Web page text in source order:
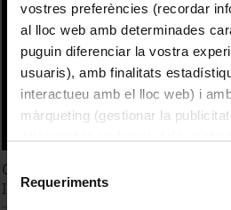
vostres preferències (recordar
al lloc web amb determinades
puguin diferenciar la vostra
usuaris), amb finalitats
interactueu amb el lloc web) i
màrqueting (gestionar la publicitat
consultar laPolítica de galetes
Selecció
Requeriments
Cloenda de la 4a Jornada
Interdisciplinària (JIPI)